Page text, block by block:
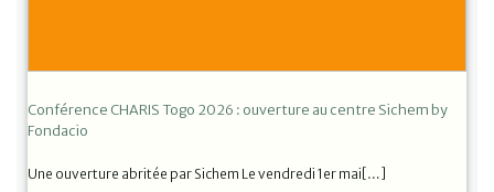
Conférence CHARIS Togo 2026 : ouverture au centre Sichem by
Fondacio
Une ouverture abritée par Sichem Le vendredi 1er mai[…]